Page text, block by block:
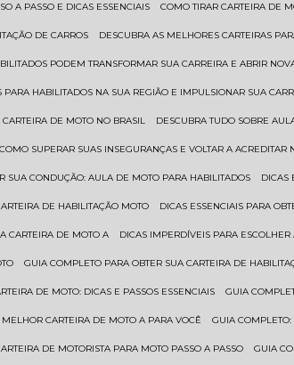
A PASSO E DICAS ESSENCIAIS COMO TIRAR CARTEIRA DE
DE CARROS DESCUBRA AS MELHORES CARTEIRAS
PODEM TRANSFORMAR SUA CARREIRA E ABRIR
PARA HABILITADOS NA SUA REGIÃO E IMPULSIONAR SUA
DE MOTO NO BRASIL DESCUBRA TUDO SOBRE
SUPERAR SUAS INSEGURANÇAS E VOLTAR A ACREDITAR
SUA CONDUÇÃO: AULA DE MOTO PARA HABILITADOS
DE HABILITAÇÃO MOTO DICAS ESSENCIAIS PARA
CARTEIRA DE MOTO A DICAS IMPERDÍVEIS PARA
GUIA COMPLETO PARA OBTER SUA CARTEIRA DE
DE MOTO: DICAS E PASSOS ESSENCIAIS GUIA
CARTEIRA DE MOTO A PARA VOCÊ GUIA
DE MOTORISTA PARA MOTO PASSO A PASSO GUIA